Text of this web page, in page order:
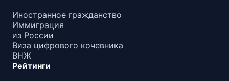
Иностранное гражданство
Иммиграция
из России
Виза цифрового кочевника
ВНЖ
Рейтинги